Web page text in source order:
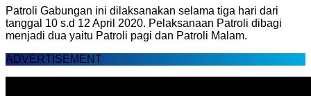
Patroli Gabungan ini dilaksanakan selama tiga hari dari
tanggal 10 s.d 12 April 2020. Pelaksanaan Patroli dibagi
menjadi dua yaitu Patroli pagi dan Patroli Malam.
ADVERTISEMENT